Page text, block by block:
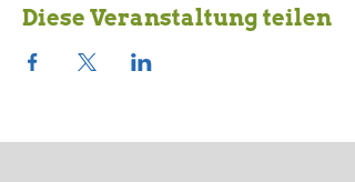
Diese Veranstaltung teilen